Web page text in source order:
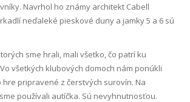
Navrhol ho známy architekt Cabell
neďaleké pieskové duny a jamky 5 a 6 sú
sme hrali, mali všetko, čo patrí ku
všetkých klubových domoch nám ponúkli
pripravené z čerstvých surovín. Na
používali autíčka. Sú nevyhnutnosťou.